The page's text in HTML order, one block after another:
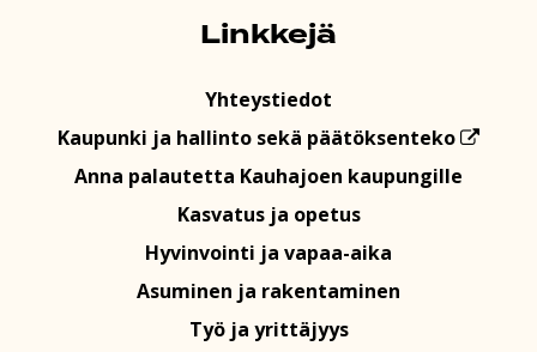
Linkkejä
Yhteystiedot
Kaupunki ja hallinto sekä päätöksenteko
Anna palautetta Kauhajoen kaupungille
Kasvatus ja opetus
Hyvinvointi ja vapaa-aika
Asuminen ja rakentaminen
Työ ja yrittäjyys